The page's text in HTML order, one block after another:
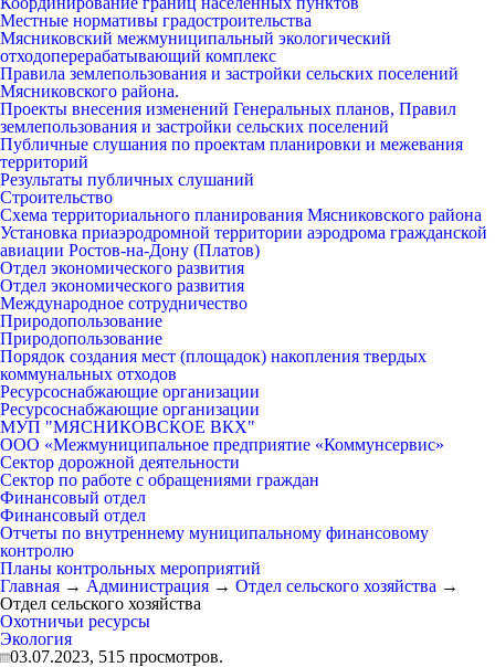
Местные нормативы градостроительства
Мясниковский межмуниципальный экологический
отходоперерабатывающий комплекс
Правила землепользования и застройки сельских поселений
Мясниковского района.
Проекты внесения изменений Генеральных планов, Правил
землепользования и застройки сельских поселений
Публичные слушания по проектам планировки и межевания
территорий
Результаты публичных слушаний
Строительство
Схема территориального планирования Мясниковского района
Установка приаэродромной территории аэродрома гражданской
авиации Ростов-на-Дону (Платов)
Отдел экономического развития
Отдел экономического развития
Международное сотрудничество
Природопользование
Природопользование
Порядок создания мест (площадок) накопления твердых
коммунальных отходов
Ресурсоснабжающие организации
Ресурсоснабжающие организации
МУП "МЯСНИКОВСКОЕ ВКХ"
ООО «Межмуниципальное предприятие «Коммунсервис»
Сектор дорожной деятельности
Сектор по работе с обращениями граждан
Финансовый отдел
Финансовый отдел
Отчеты по внутреннему муниципальному финансовому
контролю
Планы контрольных мероприятий
Главная → Администрация → Отдел сельского хозяйства →
Отдел сельского хозяйства
Охотничьи ресурсы
Экология
03.07.2023, 515 просмотров.